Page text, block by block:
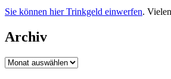
Sie können hier Trinkgeld einwerfen.
Archiv
Archiv